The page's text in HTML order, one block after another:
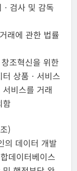
검사 및 감독
래에 관한 법률
조혁신을 위한
상품ㆍ서비스
비스를 거래
함
)
의 데이터 개발
데이터베이스